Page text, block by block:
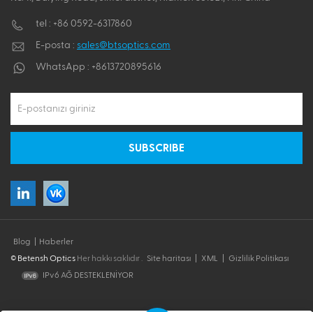
tel : +86 0592-6317860
E-posta : sales@btsoptics.com
WhatsApp : +8613720895616
Blog
Haberler
© Betensh Optics Her hakkı saklıdır . Site haritası XML
Gizlilik Politikası
IPv6 AĞ DESTEKLENİYOR